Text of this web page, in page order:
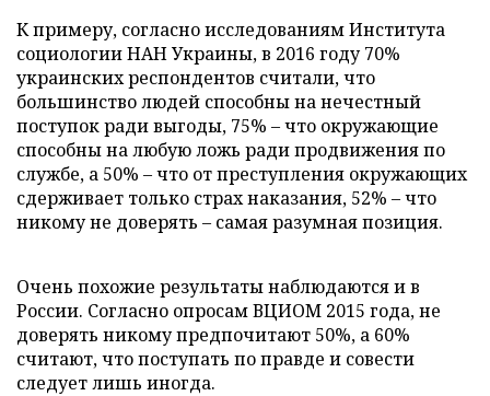
К примеру, согласно исследованиям Института
социологии НАН Украины, в 2016 году 70%
украинских респондентов считали, что
большинство людей способны на нечестный
поступок ради выгоды, 75% – что окружающие
способны на любую ложь ради продвижения по
службе, а 50% – что от преступления окружающих
сдерживает только страх наказания, 52% – что
никому не доверять – самая разумная позиция.
Очень похожие результаты наблюдаются и в
России. Согласно опросам ВЦИОМ 2015 года, не
доверять никому предпочитают 50%, а 60%
считают, что поступать по правде и совести
следует лишь иногда.